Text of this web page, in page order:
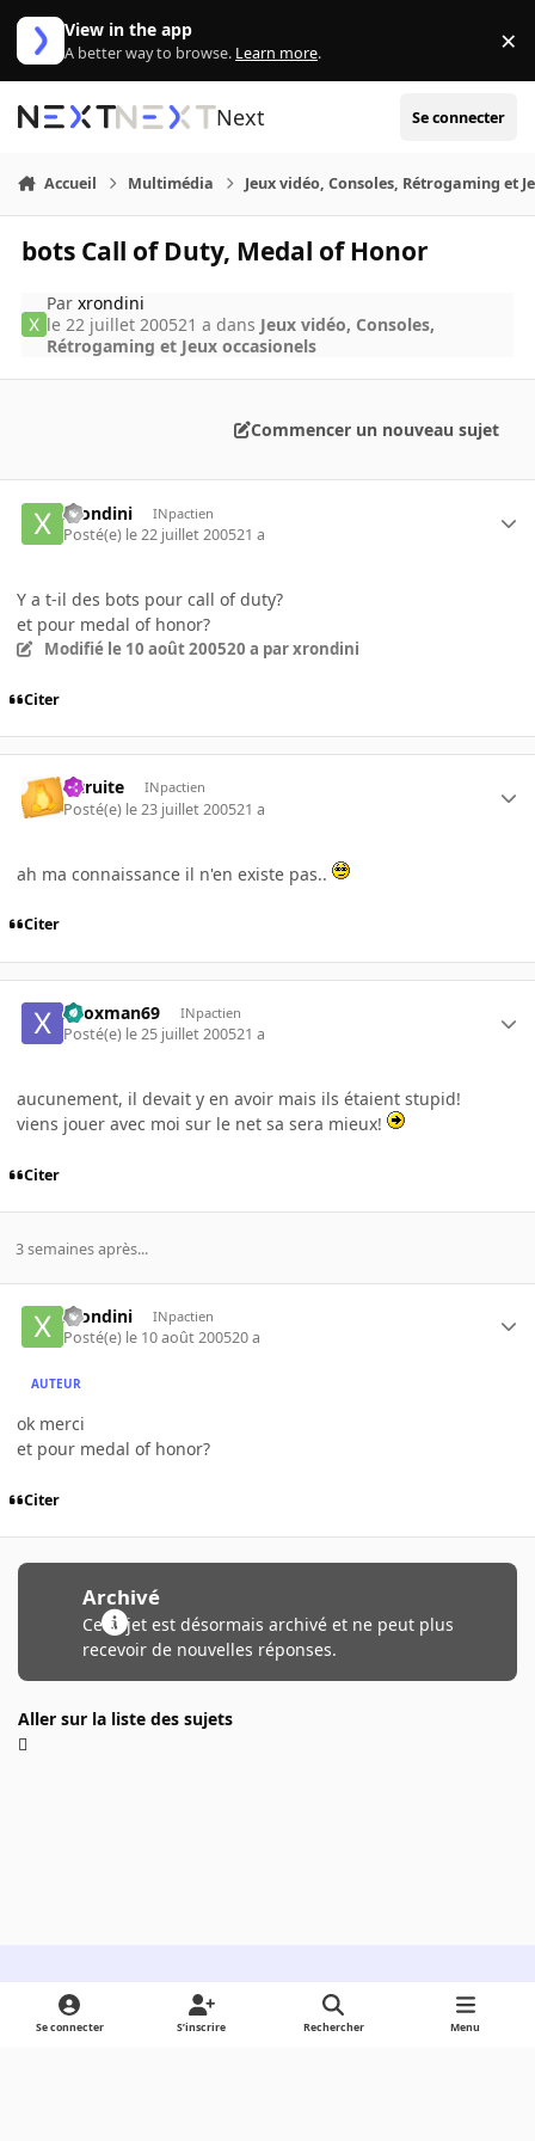
Aller au contenu
View in the app
A better way to browse. Learn more. ×
Next Se connecter
Accueil Multimédia Jeux vidéo, Consoles, Rétrogaming et
bots Call of Duty, Medal of Honor
Parxrondini
le 22 juillet 200521 a dans Jeux vidéo, Consoles,
Rétrogaming et Jeux occasionels
Commencer un nouveau sujet
xrondini INpactien
Posté(e) le 22 juillet 200521 a
Y a t-il des bots pour call of duty?
et pour medal of honor?
Modifié le 10 août 200520 a par xrondini
Citer
latruite INpactien
Posté(e) le 23 juillet 200521 a
ah ma connaissance il n'en existe pas..
Citer
xboxman69 INpactien
Posté(e) le 25 juillet 200521 a
aucunement, il devait y en avoir mais ils étaient stupid!
viens jouer avec moi sur le net sa sera mieux!
Citer
3 semaines après...
xrondini INpactien
Posté(e) le 10 août 200520 a
AUTEUR
ok merci
et pour medal of honor?
Citer
Archivé
Ce sujet est désormais archivé et ne peut plus
recevoir de nouvelles réponses.
Aller sur la liste des sujets
Light ModeDark ModeSystem Preference
Se connecter S’inscrire Rechercher Menu